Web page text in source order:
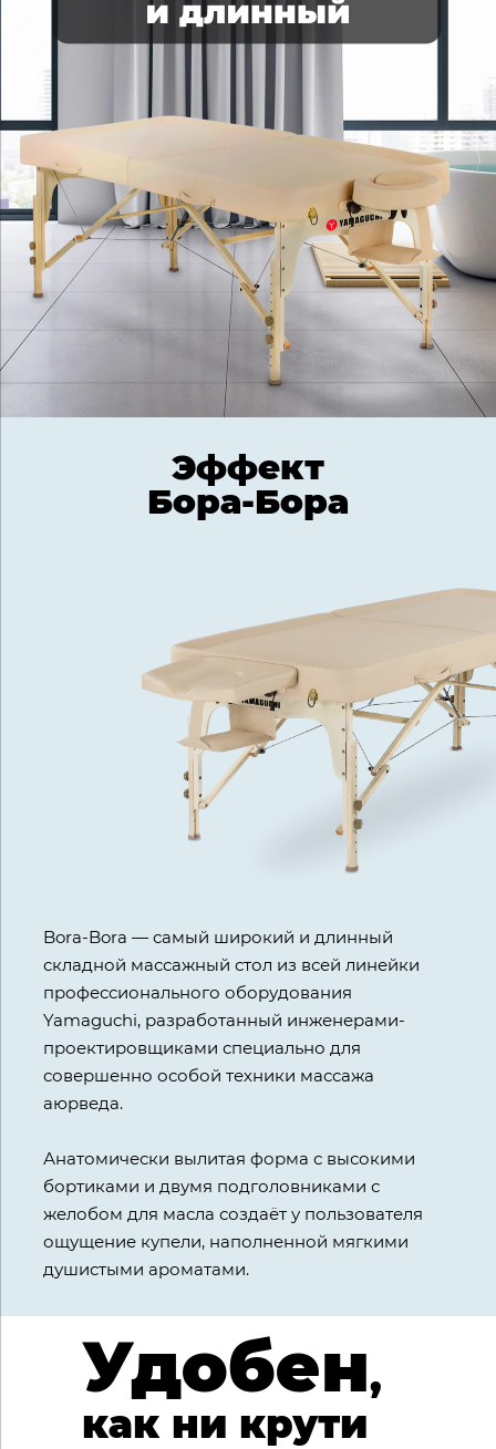
Эффект
Бора-Бора
Bora-Bora — самый широкий и длинный
складной массажный стол из всей линейки
профессионального оборудования
Yamaguchi, разработанный инженерами-
проектировщиками специально для
совершенно особой техники массажа
аюрведа.
Анатомически вылитая форма с высокими
бортиками и двумя подголовниками с
желобом для масла создаёт у пользователя
ощущение купели, наполненной мягкими
душистыми ароматами.
Удобен,
как ни крути